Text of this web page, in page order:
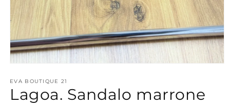
multimediali
1
finestra
EVA BOUTIQUE 21
Lagoa. Sandalo marrone